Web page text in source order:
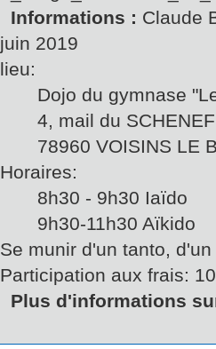
Informations : Claude
juin 2019
lieu:
Dojo du gymnase
4, mail du
78960 VOISINS LE
Horaires:
8h30 - 9h30 Iaïdo
9h30-11h30 Aïkido
Se munir d'un tanto,
Participation aux frais:
Plus d'informations